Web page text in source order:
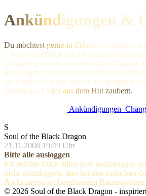
Ankündigungen &
Du möchtest gerne in Erfahrung bringen,
? Wirf einen Blick auf die letzten
Changelog von Soul of the Black Dragon.
Meldungen fein säuberlich und
auch näher ansehen kannst. Sei gespannt
künftig noch alles aus dem Hut zaubern.
Ankündigungen
S
Soul of the Black Dragon
21.11.2008 19:49 Uhr
Bitte alle ausloggen
Ich möchte Euch bitten bald auszuloggen
mehr einzuloggen, dies hat den einfachen
Änderungen am bestehenden
© 2026 Soul of the Black Dragon -